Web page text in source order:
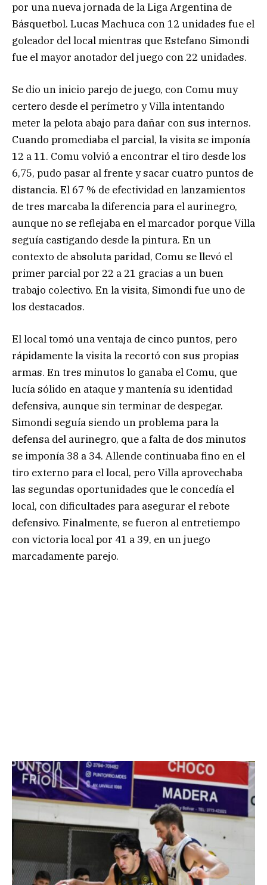
por una nueva jornada de la Liga Argentina de
Básquetbol. Lucas Machuca con 12 unidades fue el
goleador del local mientras que Estefano Simondi
fue el mayor anotador del juego con 22 unidades.
Se dio un inicio parejo de juego, con Comu muy
certero desde el perímetro y Villa intentando
meter la pelota abajo para dañar con sus internos.
Cuando promediaba el parcial, la visita se imponía
12 a 11. Comu volvió a encontrar el tiro desde los
6,75, pudo pasar al frente y sacar cuatro puntos de
distancia. El 67 % de efectividad en lanzamientos
de tres marcaba la diferencia para el aurinegro,
aunque no se reflejaba en el marcador porque Villa
seguía castigando desde la pintura. En un
contexto de absoluta paridad, Comu se llevó el
primer parcial por 22 a 21 gracias a un buen
trabajo colectivo. En la visita, Simondi fue uno de
los destacados.
El local tomó una ventaja de cinco puntos, pero
rápidamente la visita la recortó con sus propias
armas. En tres minutos lo ganaba el Comu, que
lucía sólido en ataque y mantenía su identidad
defensiva, aunque sin terminar de despegar.
Simondi seguía siendo un problema para la
defensa del aurinegro, que a falta de dos minutos
se imponía 38 a 34. Allende continuaba fino en el
tiro externo para el local, pero Villa aprovechaba
las segundas oportunidades que le concedía el
local, con dificultades para asegurar el rebote
defensivo. Finalmente, se fueron al entretiempo
con victoria local por 41 a 39, en un juego
marcadamente parejo.